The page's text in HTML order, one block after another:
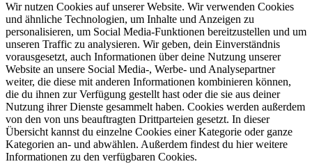
Wir nutzen Cookies auf unserer Website. Wir verwenden Cookies
und ähnliche Technologien, um Inhalte und Anzeigen zu
personalisieren, um Social Media-Funktionen bereitzustellen und um
unseren Traffic zu analysieren. Wir geben, dein Einverständnis
vorausgesetzt, auch Informationen über deine Nutzung unserer
Website an unsere Social Media-, Werbe- und Analysepartner
weiter, die diese mit anderen Informationen kombinieren können,
die du ihnen zur Verfügung gestellt hast oder die sie aus deiner
Nutzung ihrer Dienste gesammelt haben. Cookies werden außerdem
von den von uns beauftragten Drittparteien gesetzt. In dieser
Übersicht kannst du einzelne Cookies einer Kategorie oder ganze
Kategorien an- und abwählen. Außerdem findest du hier weitere
Informationen zu den verfügbaren Cookies.